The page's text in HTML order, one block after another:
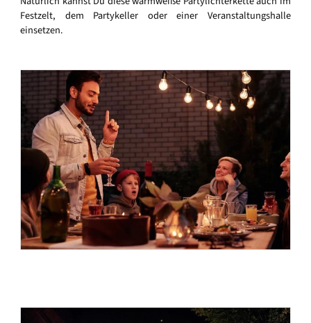
Festzelt, dem Partykeller oder einer Veranstaltungshalle
einsetzen.